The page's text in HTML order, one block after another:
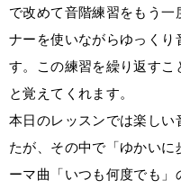
で改めて音階練習をもう
ナーを使いながらゆっくり
す。この練習を繰り返す
と覚えてくれます。
本日のレッスンでは楽し
たが、その中で「ゆかい
ーマ曲「いつも何度でも